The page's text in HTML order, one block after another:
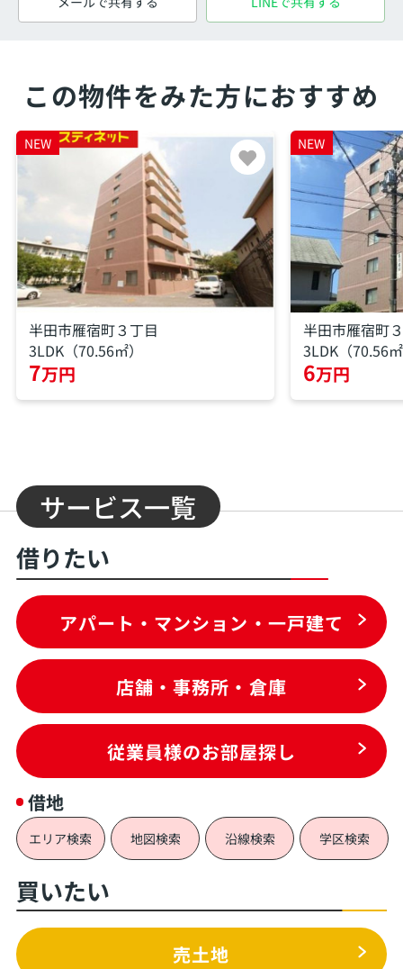
この物件をみた方におすすめ
NEW
半田市雁宿町３丁目
3LDK（70.56㎡）
7万円
NEW
半田市雁宿町
3LDK（70.56
6万円
サービス一覧
借りたい
アパート・マンション・一戸建て
店舗・事務所・倉庫
従業員様のお部屋探し
借地
エリア検索 地図検索 沿線検索 学区検索
買いたい
売土地